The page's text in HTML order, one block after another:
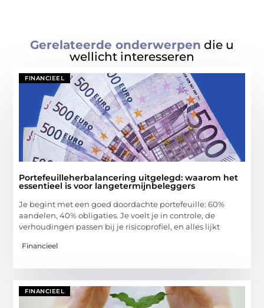
Gerelateerde onderwerpen die u
wellicht interesseren
FINANCIEEL
Portefeuilleherbalancering uitgelegd: waarom het
essentieel is voor langetermijnbeleggers
Je begint met een goed doordachte portefeuille: 60%
aandelen, 40% obligaties. Je voelt je in controle, de
verhoudingen passen bij je risicoprofiel, en alles lijkt
Financieel
FINANCIEEL